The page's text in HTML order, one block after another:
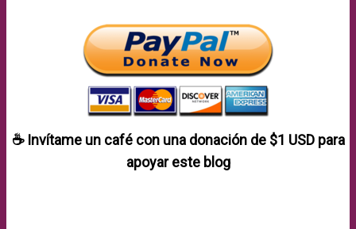
☕ Invítame un café con una donación de $1 USDpara
apoyar este blog